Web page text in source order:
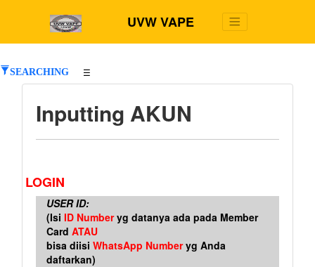
UVW VAPE
SEARCHING ☰
Inputting AKUN
LOGIN
USER ID:
(Isi ID Numberyg datanya ada pada Member
Card ATAU
bisa diisi WhatsApp Numberyg Anda
daftarkan)